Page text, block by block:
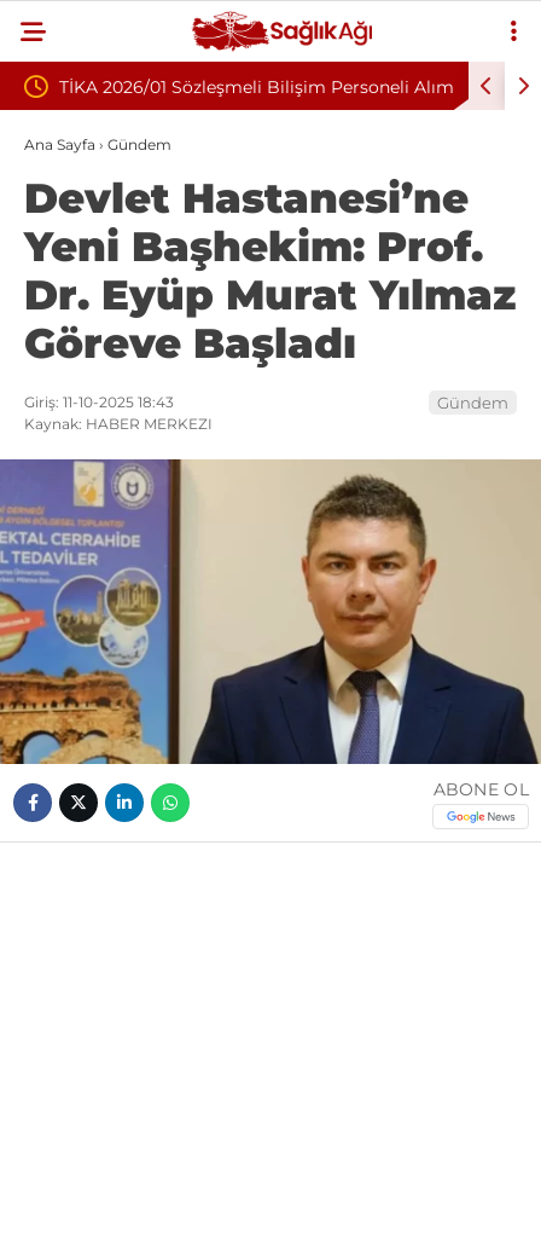
Personeli Alım Nükleoplasti mi, Ameliyat mı? Bel ve
Ana Sayfa › Gündem
Devlet Hastanesi’ne
Yeni Başhekim: Prof.
Dr. Eyüp Murat Yılmaz
Göreve Başladı
Giriş: 11-10-2025 18:43
Kaynak: HABER MERKEZI
Gündem
ABONE OL